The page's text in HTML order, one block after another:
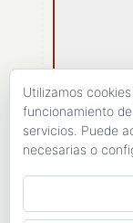
[recaptcha]
Utilizamos
funcionamiento
servicios. Puede
necesarias o